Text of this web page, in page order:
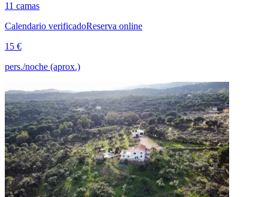
11 camas
Calendario verificadoReserva online
15 €
pers./noche (aprox.)